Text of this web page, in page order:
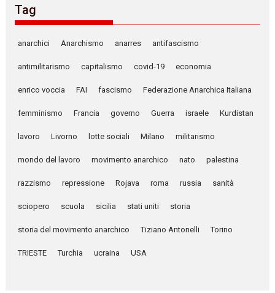
Tag
anarchici Anarchismo anarres antifascismo
antimilitarismo capitalismo covid-19 economia
enrico voccia FAI fascismo Federazione Anarchica Italiana
femminismo Francia governo Guerra israele Kurdistan
lavoro Livorno lotte sociali Milano militarismo
mondo del lavoro movimento anarchico nato palestina
razzismo repressione Rojava roma russia sanità
sciopero scuola sicilia stati uniti storia
storia del movimento anarchico Tiziano Antonelli Torino
TRIESTE Turchia ucraina USA